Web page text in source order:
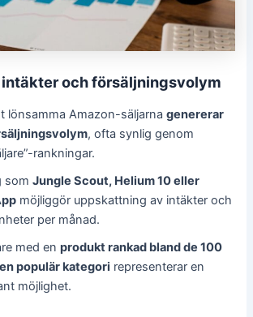
intäkter och försäljningsvolym
lönsamma Amazon-säljarnagenererar
, ofta synlig genom
rankningar.
somJungle Scout, Helium 10 eller
möjliggör uppskattning av intäkter och
per månad.
med enprodukt rankad bland de 100
populär kategori representerar en
möjlighet.